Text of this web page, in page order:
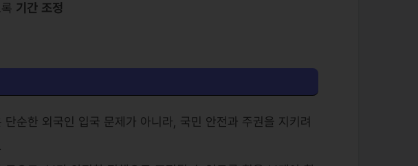
기간 조정
단순한 외국인 입국 문제가 아니라, 국민 안전과 주권을 지키려